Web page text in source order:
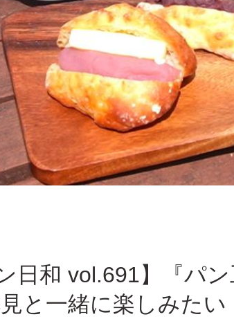
日和 vol.691】『パ
と一緒に楽しみた